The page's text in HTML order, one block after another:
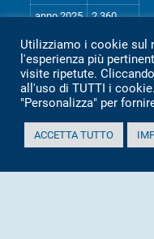
anno 2025
2.360
anno 2024
2.097
anno 2023
1.803
anno 2022
2.373
anno 2021
1.501
anno 2020
1.307
Utilizziamo i cookie sul
l'esperienza più
visite ripetute.
all'uso di TUTTI i
"Personalizza" per
ACCETTA TUTTO